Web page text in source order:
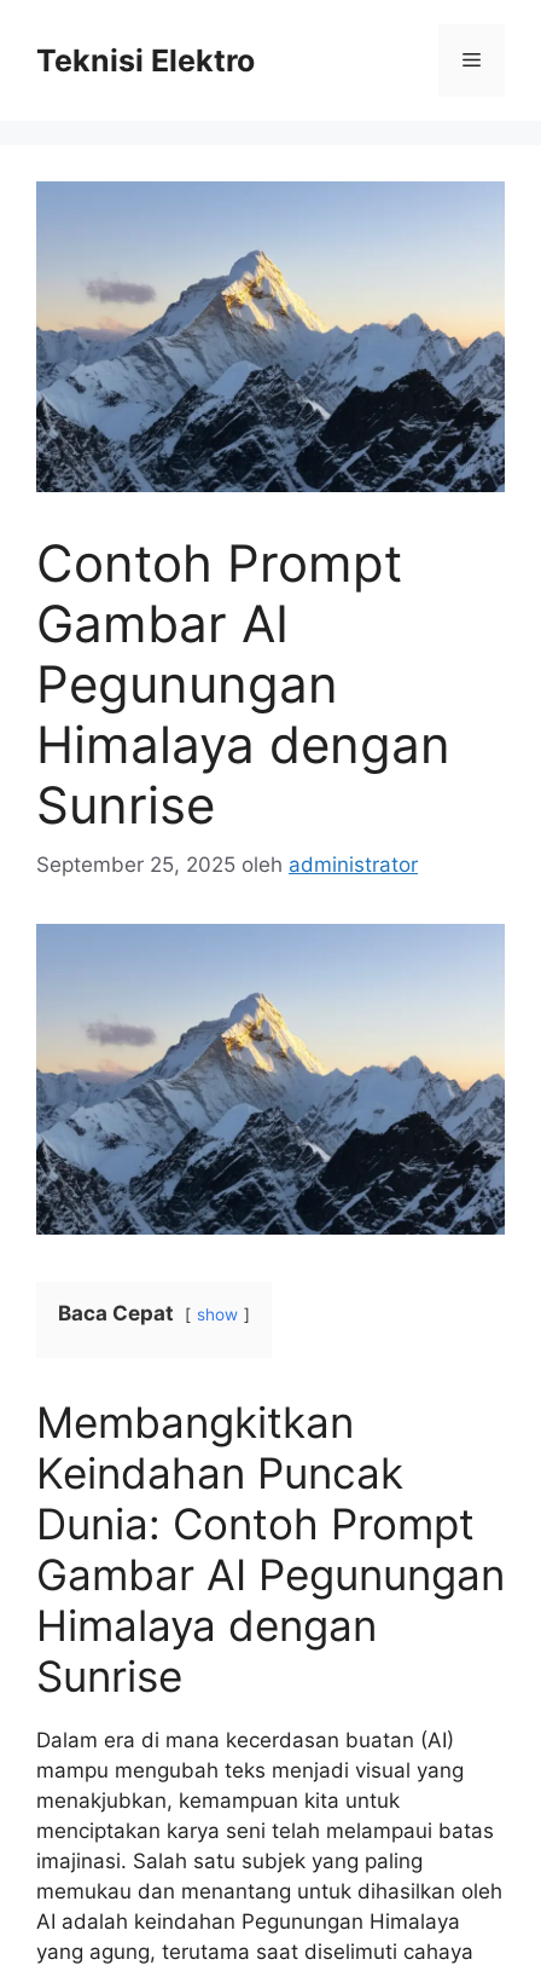
Teknisi Elektro Menu
Contoh Prompt
Gambar AI
Pegunungan
Himalaya dengan
Sunrise
September 25, 2025 oleh administrator
Baca Cepat show
Membangkitkan
Keindahan Puncak
Dunia: Contoh Prompt
Gambar AI Pegunungan
Himalaya dengan
Sunrise
Dalam era di mana kecerdasan buatan (AI)
mampu mengubah teks menjadi visual yang
menakjubkan, kemampuan kita untuk
menciptakan karya seni telah melampaui batas
imajinasi. Salah satu subjek yang paling
memukau dan menantang untuk dihasilkan oleh
AI adalah keindahan Pegunungan Himalaya
yang agung, terutama saat diselimuti cahaya